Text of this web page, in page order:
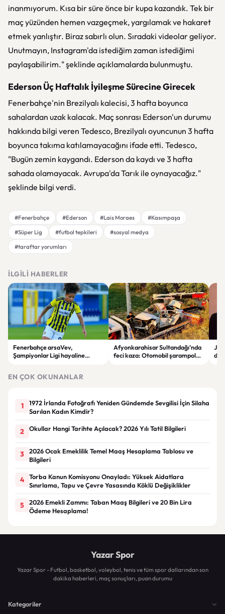
inanmıyorum. Kısa bir süre önce bir kupa kazandık. Tek bir
maç yüzünden hemen vazgeçmek, yargılamak ve hakaret
etmek yanlıştır. Biraz sabırlı olun. Sıradaki videolar geliyor.
Unutmayın, Instagram'da istediğim zaman istediğimi
paylaşabilirim." şeklinde açıklamalarda bulunmuştu.
Ederson Üç Haftalık İyileşme Sürecine Girecek
Fenerbahçe'nin Brezilyalı kalecisi, 3 hafta boyunca
sahalardan uzak kalacak. Maç sonrası Ederson'un durumu
hakkında bilgi veren Tedesco, Brezilyalı oyuncunun 3 hafta
boyunca takıma katılamayacağını ifade etti. Tedesco,
"Bugün zemin kaygandı. Ederson da kaydı ve 3 hafta
sahada olamayacak. Avrupa'da Tarık ile oynayacağız."
şeklinde bilgi verdi.
#Fenerbahçe #Ederson #Lais Moraes
#Kasımpaşa
#Süper Lig
#futbol tepkileri
#sosyal medya
#taraftar yorumları
İLGILI HABERLER
Fenerbahçe arsaVev,
Şampiyonlar Ligi hayaline
Afyonkarahisar Sultandağı’nda
feci kaza: Otomobil şarampole
EN ÇOK OKUNANLAR
1
1972 İrlanda Fotoğrafı Yeniden Gündemde Sevgilisi İçin Silaha
Sarılan Kadın Kimdir?
2 Okullar Hangi Tarihte Açılacak? 2026 Yılı Tatil Bilgileri
3
2026 Ocak Emeklilik Temel Maaş Hesaplama Tablosu ve
Bilgileri
4
Torba Kanun Komisyonu Onayladı: Yüksek Aidatlara
Sınırlama, Tapu ve Çevre Yasasında Köklü Değişiklikler
5
2026 Emekli Zammı: Taban Maaş Bilgileri ve 20 Bin Lira
Ödeme Hesaplama!
Yazar Spor
Yazar Spor - Futbol, basketbol, voleybol, tenis ve tüm spor dallarından son
dakika haberleri, maç sonuçları, puan durumu
Kategoriler